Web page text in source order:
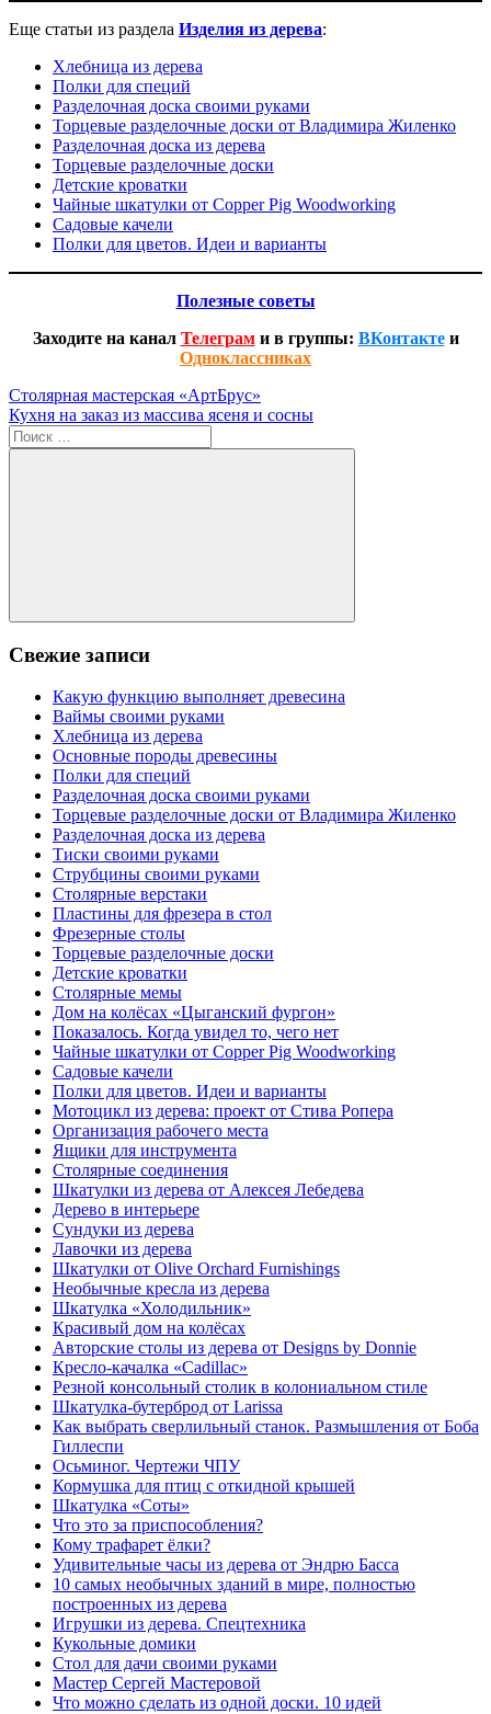
Еще статьи из раздела Изделия из дерева:
Хлебница из дерева
Полки для специй
Разделочная доска своими руками
Торцевые разделочные доски от Владимира Жиленко
Разделочная доска из дерева
Торцевые разделочные доски
Детские кроватки
Чайные шкатулки от Copper Pig Woodworking
Садовые качели
Полки для цветов. Идеи и варианты
Полезные советы
Заходите на канал Телеграми в группы: ВКонтактеи
Одноклассниках
Навигация
по
записям
Предыдущая
запись:
Столярная мастерская «АртБрус»
Следующая
запись:
Кухня на заказ из массива ясеня и сосны
Поиск
для:
Поиск
Свежие записи
Какую функцию выполняет древесина
Ваймы своими руками
Хлебница из дерева
Основные породы древесины
Полки для специй
Разделочная доска своими руками
Торцевые разделочные доски от Владимира Жиленко
Разделочная доска из дерева
Тиски своими руками
Струбцины своими руками
Столярные верстаки
Пластины для фрезера в стол
Фрезерные столы
Торцевые разделочные доски
Детские кроватки
Столярные мемы
Дом на колёсах «Цыганский фургон»
Показалось. Когда увидел то, чего нет
Чайные шкатулки от Copper Pig Woodworking
Садовые качели
Полки для цветов. Идеи и варианты
Мотоцикл из дерева: проект от Стива Ропера
Организация рабочего места
Ящики для инструмента
Столярные соединения
Шкатулки из дерева от Алексея Лебедева
Дерево в интерьере
Сундуки из дерева
Лавочки из дерева
Шкатулки от Olive Orchard Furnishings
Необычные кресла из дерева
Шкатулка «Холодильник»
Красивый дом на колёсах
Авторские столы из дерева от Designs by Donnie
Кресло-качалка «Cadillac»
Резной консольный столик в колониальном стиле
Шкатулка-бутерброд от Larissa
Как выбрать сверлильный станок. Размышления от Боба
Гиллеспи
Осьминог. Чертежи ЧПУ
Кормушка для птиц с откидной крышей
Шкатулка «Соты»
Что это за приспособления?
Кому трафарет ёлки?
Удивительные часы из дерева от Эндрю Басса
10 самых необычных зданий в мире, полностью
построенных из дерева
Игрушки из дерева. Спецтехника
Кукольные домики
Стол для дачи своими руками
Мастер Сергей Мастеровой
Что можно сделать из одной доски. 10 идей